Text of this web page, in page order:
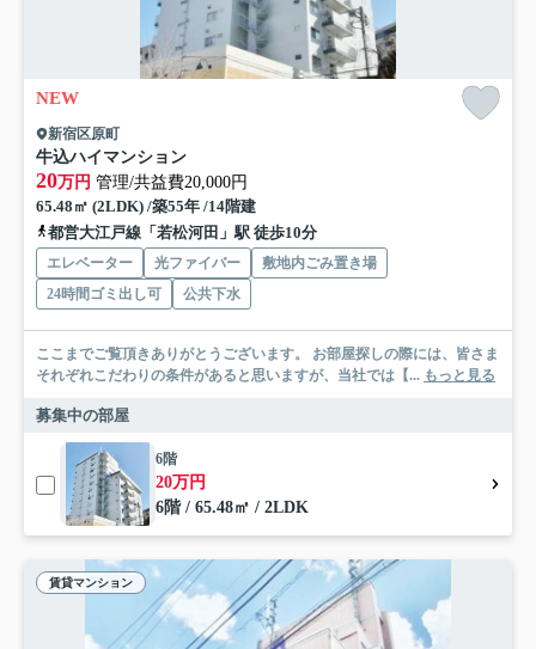
NEW
新宿区原町
牛込ハイマンション
20万円 管理/共益費20,000円
65.48㎡ (2LDK) /築55年 /14階建
都営大江戸線「若松河田」駅 徒歩10分
エレベーター 光ファイバー
敷地内ごみ置き場
24時間ゴミ出し可
公共下水
ここまでご覧頂きありがとうございます。 お部屋探しの際には、皆さま
それぞれこだわりの条件があると思いますが、当社では【... もっと見る
募集中の部屋
6階
20万円
6階 / 65.48㎡ / 2LDK
賃貸マンション